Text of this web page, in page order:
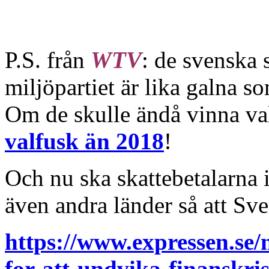
P.S. från WTV: de svenska
miljöpartiet är lika galna
Om de skulle ändå vinna
valfusk än 2018!
Och nu ska
även andra länder så att
https://